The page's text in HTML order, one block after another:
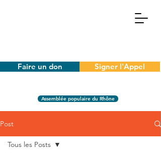
Faire un don Signer l'Appel
Assemblée populaire du Rhône
Post
Tous les Posts